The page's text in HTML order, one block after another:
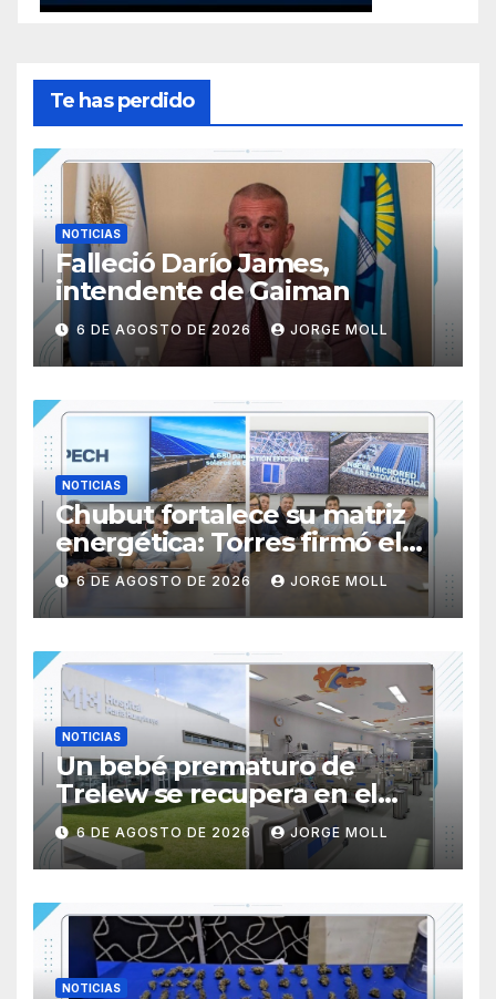
Te has perdido
NOTICIAS
Falleció Darío James,
intendente de Gaiman
6 DE AGOSTO DE 2026 JORGE MOLL
NOTICIAS
Chubut fortalece su matriz
energética: Torres firmó el
inicio de obra del Parque
Fotovoltaico de Paso de
Indios
6 DE AGOSTO DE 2026 JORGE MOLL
NOTICIAS
Un bebé prematuro de
Trelew se recupera en el
Hospital “María Humphreys”
tras un trabajo en conjunto
con el «Garrahan» de Buenos
Aires
6 DE AGOSTO DE 2026 JORGE MOLL
NOTICIAS